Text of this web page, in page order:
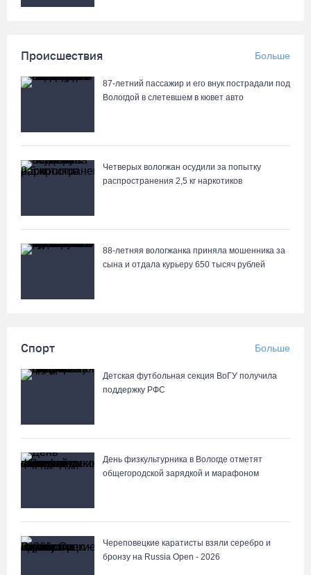
Происшествия Больше
87-летний пассажир и его внук пострадали под
Вологдой в слетевшем в кювет авто
Четверых вологжан осудили за попытку
распространения 2,5 кг наркотиков
88-летняя вологжанка приняла мошенника за
сына и отдала курьеру 650 тысяч рублей
Спорт Больше
Детская футбольная секция ВоГУ получила
поддержку РФС
День физкультурника в Вологде отметят
общегородской зарядкой и марафоном
Череповецкие каратисты взяли серебро и
бронзу на Russia Open - 2026